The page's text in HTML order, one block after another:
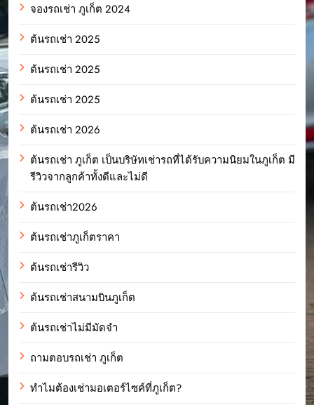
จองรถเช่า ภูเก็ต 2024
ต้นรถเช่า 2025
ต้นรถเช่า 2025
ต้นรถเช่า 2025
ต้นรถเช่า 2026
ต้นรถเช่า ภูเก็ต เป็นบริษัทเช่ารถที่ได้รับความนิยมในภูเก็ต มี
รีวิวจากลูกค้าทั้งดีและไม่ดี
ต้นรถเช่า2026
ต้นรถเช่าภูเก็ตราคา
ต้นรถเช่ารีวิว
ต้นรถเช่าสนามบินภูเก็ต
ต้นรถเช่าไม่มีมัดจำ
ถามตอบรถเช่า ภูเก็ต
ทำไมต้องเช่ามอเตอร์ไซค์ที่ภูเก็ต?